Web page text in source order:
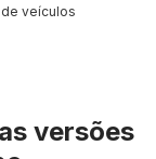
veículos
versões